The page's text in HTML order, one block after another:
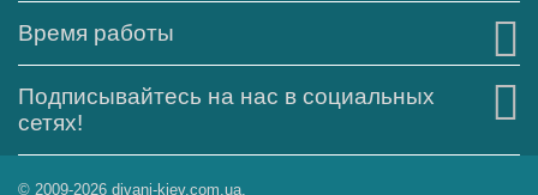
Время работы
Подписывайтесь на нас в социальных
сетях!
© 2009-2026 divani-kiev.com.ua.